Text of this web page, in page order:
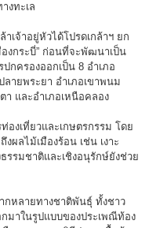
งทะเล
เจ้าอยู่หัวได้โปรดเกล้าฯ ยก
งกระบี่” ก่อนที่จะพัฒนาเป็น
กครองออกเป็น 8 อำเภอ
ลายพระยา อำเภอเขาพนม
า และอำเภอเหนือคลอง
องเที่ยวและเกษตรกรรม โดย
ผลไม้เมืองร้อน เช่น เงาะ
รรมชาติและเชิงอนุรักษ์ยังช่วย
หลายทางชาติพันธุ์ ทั้งชาว
มาในรูปแบบของประเพณีท้อง